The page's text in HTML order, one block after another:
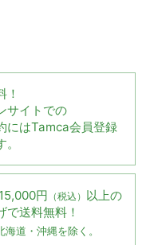
！
サイトでの
にはTamca会員登録
円 （税込） 以上の
で送料無料！
道・沖縄を除く。